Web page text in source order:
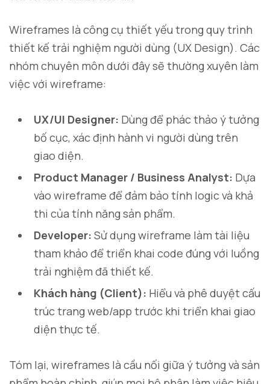
Wireframes là công cụ thiết yếu trong quy trình
thiết kế trải nghiệm người dùng (UX Design). Các
nhóm chuyên môn dưới đây sẽ thường xuyên làm
việc với wireframe:
UX/UI Designer: Dùng để phác thảo ý tưởng
bố cục, xác định hành vi người dùng trên
giao diện.
Product Manager / Business Analyst: Dựa
vào wireframe để đảm bảo tính logic và khả
thi của tính năng sản phẩm.
Developer: Sử dụng wireframe làm tài liệu
tham khảo để triển khai code đúng với luồng
trải nghiệm đã thiết kế.
Khách hàng (Client): Hiểu và phê duyệt cấu
trúc trang web/app trước khi triển khai giao
diện thực tế.
Tóm lại, wireframes là cầu nối giữa ý tưởng và sản